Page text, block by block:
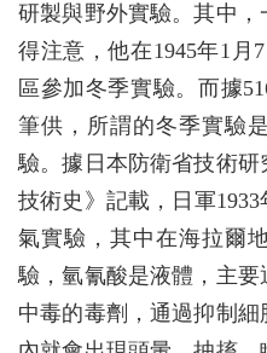
研製與野外實驗。其中
得注意，他在1945年1月
區參加冬季實驗。而據
筆供，所謂的冬季實驗
驗。據日本防衛省技術
技術史》記載，日軍
氣實驗，其中在海拉爾
驗，氫氰酸是液體，主
中毒的毒劑，通過抑制